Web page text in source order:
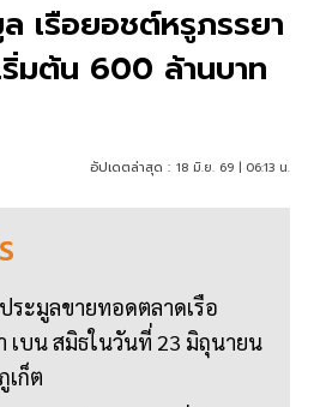
เรือยอชต์หรูภรรยา
ริ่มต้น 600 ล้านบาท
อัปเดตล่าสุด : 18 มิ.ย. 69 | 06:13 น.
ระมูลขายทอดตลาดเรือ
เบน สมิธในวันที่ 23 มิถุนายน
เก็ต